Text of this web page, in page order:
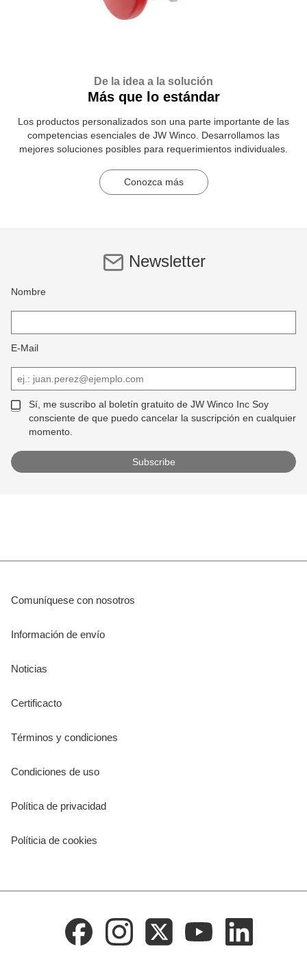
De la idea a la solución
Más que lo estándar
Los productos personalizados son una parte importante de las
competencias esenciales de JW Winco. Desarrollamos las
mejores soluciones posibles para requerimientos individuales.
Conozca más
Newsletter
Nombre
E-Mail
Sí, me suscribo al boletín gratuito de JW Winco Inc Soy
consciente de que puedo cancelar la suscripción en cualquier
momento.
Comuníquese con nosotros
Información de envío
Noticias
Certificacto
Términos y condiciones
Condiciones de uso
Política de privacidad
Políticia de cookies